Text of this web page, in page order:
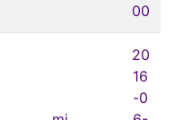
00
20
16
-0